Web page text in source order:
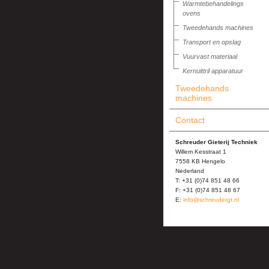
Warmtebehandelings
ovens
Tweedehands machines
Transport en opslag
Vuurvast materiaal
Kernuittril apparatuur
Tweedehands
machines
Contact
Schreuder Gieterij Techniek
Willem Kesstraat 1
7558 KB Hengelo
Nederland
T: +31 (0)74 851 48 66
F: +31 (0)74 851 48 67
E: info@schreudergt.nl